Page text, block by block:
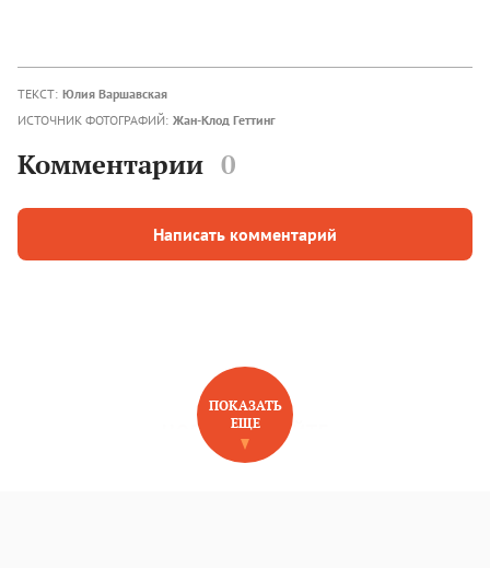
ТЕКСТ: Юлия Варшавская
ИСТОЧНИК ФОТОГРАФИЙ: Жан-Клод Геттинг
Комментарии 0
Написать комментарий
НОВОЕ НА САЙТЕ
ПОКАЗАТЬ
ЕЩЕ